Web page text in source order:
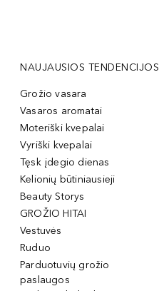
NAUJAUSIOS TENDENCIJOS
Grožio vasara
Vasaros aromatai
Moteriški kvepalai
Vyriški kvepalai
Tęsk įdegio dienas
Kelionių būtiniausieji
Beauty Storys
GROŽIO HITAI
Vestuvės
Ruduo
Parduotuvių grožio
paslaugos